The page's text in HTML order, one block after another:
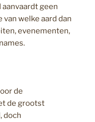
geen
welke aard dan
evenementen,
de
de grootst
doch